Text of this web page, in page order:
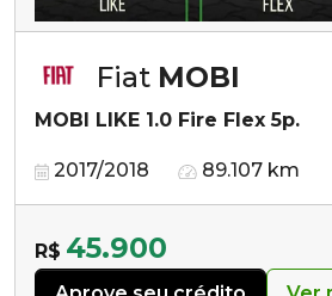
Fiat MOBI
MOBI LIKE 1.0 Fire Flex 5p.
2017/2018 89.107 km
R$ 45.900